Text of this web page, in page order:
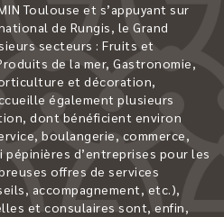
Toulouse et s’appuyant sur
de Rungis, le Grand
secteurs : Fruits et
de la mer, Gastronomie,
et décoration,
également plusieurs
dont bénéficient environ
boulangerie, commerce,
d’entreprises pour les
offres de services
accompagnement, etc.),
et consulaires sont, enfin,